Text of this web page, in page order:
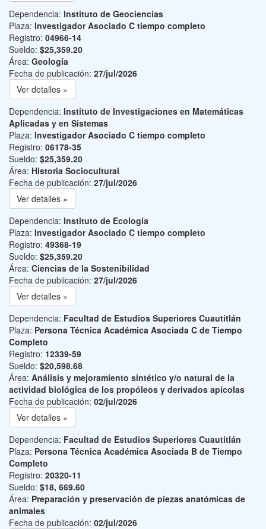
Dependencia: Instituto de Geociencias
Plaza: Investigador Asociado C tiempo completo
Registro: 04966-14
Sueldo: $25,359.20
Área: Geología
Fecha de publicación: 27/jul/2026
Ver detalles »
Dependencia: Instituto de Investigaciones en Matemáticas
Aplicadas y en Sistemas
Plaza: Investigador Asociado C tiempo completo
Registro: 06178-35
Sueldo: $25,359.20
Área: Historia Sociocultural
Fecha de publicación: 27/jul/2026
Ver detalles »
Dependencia: Instituto de Ecología
Plaza: Investigador Asociado C tiempo completo
Registro: 49368-19
Sueldo: $25,359.20
Área: Ciencias de la Sostenibilidad
Fecha de publicación: 27/jul/2026
Ver detalles »
Dependencia: Facultad de Estudios Superiores Cuautitlán
Plaza: Persona Técnica Académica Asociada C de Tiempo
Completo
Registro: 12339-59
Sueldo: $20,598.68
Área: Análisis y mejoramiento sintético y/o natural de la
actividad biológica de los propóleos y derivados apícolas
Fecha de publicación: 02/jul/2026
Ver detalles »
Dependencia: Facultad de Estudios Superiores Cuautitlán
Plaza: Persona Técnica Académica Asociada B de Tiempo
Completo
Registro: 20320-11
Sueldo: $18, 669.60
Área: Preparación y preservación de piezas anatómicas de
animales
Fecha de publicación: 02/jul/2026